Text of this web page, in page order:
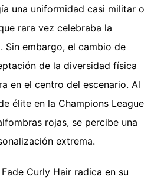
una uniformidad casi militar o
rara vez celebraba la
Sin embargo, el cambio de
de la diversidad física
en el centro del escenario. Al
élite en la Champions League
rojas, se percibe una
extrema.
Curly Hair radica en su